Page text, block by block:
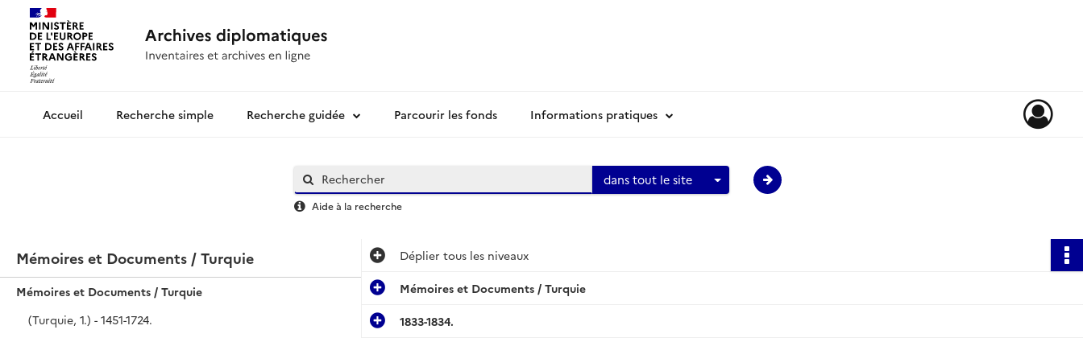
Archives diplomatiquesRecherche simple Recherche guidée Parcourir les fonds Informations pratiques
dans tout le site
Aide à la recherche
Mémoires et Documents / Turquie
Mémoires et Documents / Turquie
(Turquie, 1.) - 1451-1724.
Déplier tous les niveaux
Mémoires et Documents / Turquie
1833-1834.